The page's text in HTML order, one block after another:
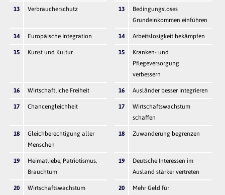
13 Verbraucherschutz 13
Bedingungsloses
Grundeinkommen einführen
14 Europäische Integration 14 Arbeitslosigkeit bekämpfen
15 Kunst und Kultur 15
Kranken- und
Pflegeversorgung
verbessern
16 Wirtschaftliche Freiheit 16 Ausländer besser integrieren
17 Chancengleichheit 17
Wirtschaftswachstum
schaffen
18
Gleichberechtigung aller
Menschen
18 Zuwanderung begrenzen
19
Heimatliebe, Patriotismus,
Brauchtum
19
Deutsche Interessen im
Ausland stärker vertreten
20 Wirtschaftswachstum 20
Mehr Geld für